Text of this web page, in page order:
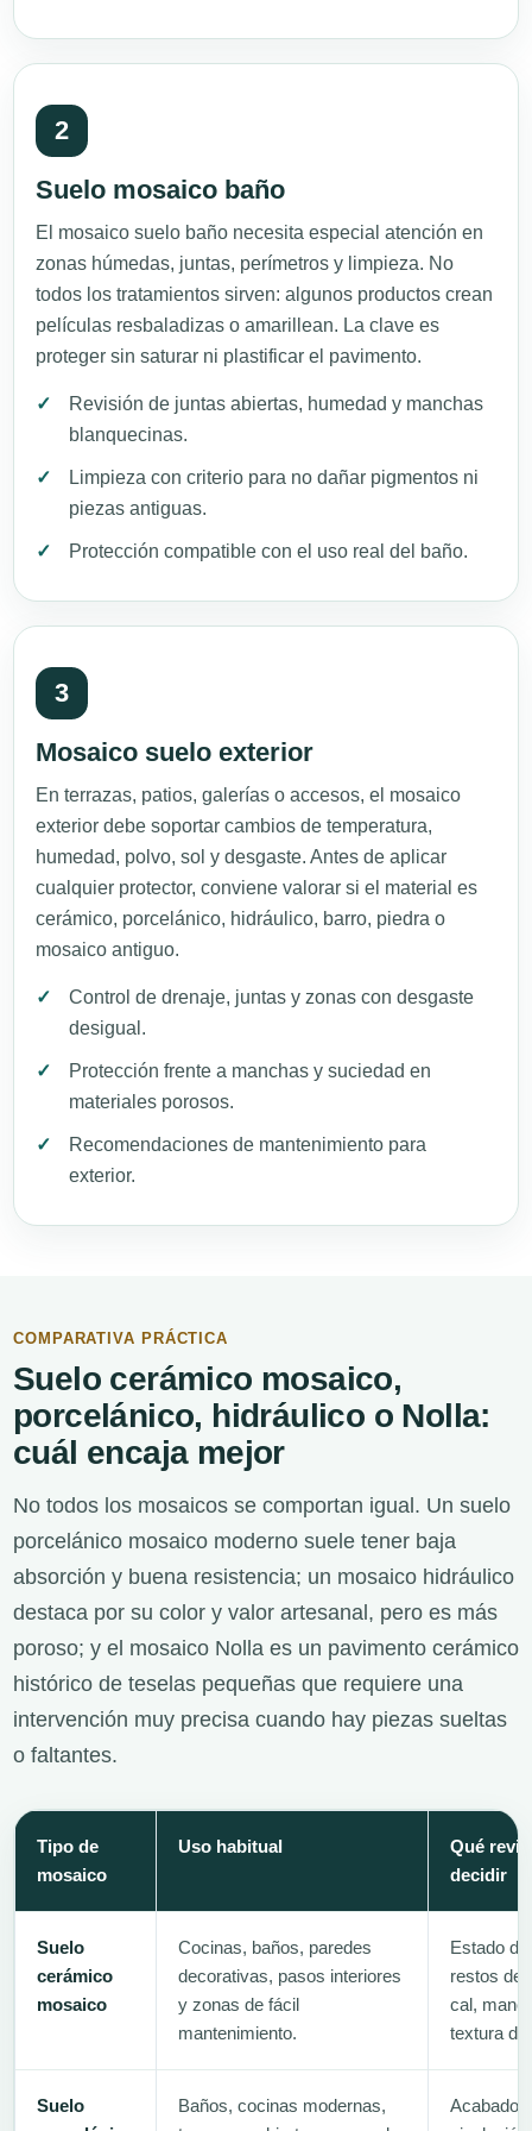
2
Suelo mosaico baño
El mosaico suelo baño necesita especial atención en
zonas húmedas, juntas, perímetros y limpieza. No
todos los tratamientos sirven: algunos productos crean
películas resbaladizas o amarillean. La clave es
proteger sin saturar ni plastificar el pavimento.
Revisión de juntas abiertas, humedad y manchas
blanquecinas.
Limpieza con criterio para no dañar pigmentos ni
piezas antiguas.
Protección compatible con el uso real del baño.
3
Mosaico suelo exterior
En terrazas, patios, galerías o accesos, el mosaico
exterior debe soportar cambios de temperatura,
humedad, polvo, sol y desgaste. Antes de aplicar
cualquier protector, conviene valorar si el material es
cerámico, porcelánico, hidráulico, barro, piedra o
mosaico antiguo.
Control de drenaje, juntas y zonas con desgaste
desigual.
Protección frente a manchas y suciedad en
materiales porosos.
Recomendaciones de mantenimiento para
exterior.
COMPARATIVA PRÁCTICA
Suelo cerámico mosaico,
porcelánico, hidráulico o Nolla:
cuál encaja mejor
No todos los mosaicos se comportan igual. Un suelo
porcelánico mosaico moderno suele tener baja
absorción y buena resistencia; un mosaico hidráulico
destaca por su color y valor artesanal, pero es más
poroso; y el mosaico Nolla es un pavimento cerámico
histórico de teselas pequeñas que requiere una
intervención muy precisa cuando hay piezas sueltas
o faltantes.
Tipo de
mosaico
Uso habitual
Qué
decidir
Suelo
cerámico
mosaico
Cocinas, baños, paredes
decorativas, pasos interiores
y zonas de fácil
mantenimiento.
Estado
restos de
cal,
textura de
Suelo
Baños, cocinas modernas,
Acabado